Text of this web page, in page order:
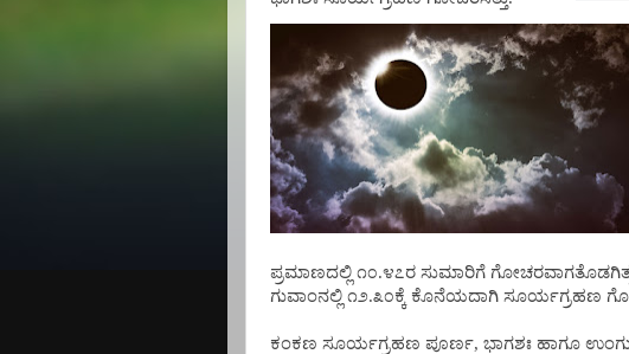
ಪ್ರಮಾಣದಲ್ಲಿ ೧೦.೪೭ರ ಸುಮಾರಿಗೆ
ಗುವಾಂನಲ್ಲಿ ೧೨.೩೦ಕ್ಕೆ ಕೊನೆಯದಾಗಿ ಸೂರ್ಯಗ್ರಹಣ
ಕಂಕಣ ಸೂರ್ಯಗ್ರಹಣ ಪೂರ್ಣ, ಭಾಗಶಃ ಹಾಗೂ